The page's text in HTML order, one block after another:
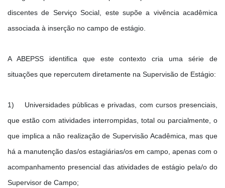
discentes de Serviço Social, este supõe a vivência acadêmica
associada à inserção no campo de estágio.
A ABEPSS identifica que este contexto cria uma série de
situações que repercutem diretamente na Supervisão de Estágio:
1) Universidades públicas e privadas, com cursos presenciais,
que estão com atividades interrompidas, total ou parcialmente, o
que implica a não realização de Supervisão Acadêmica, mas que
há a manutenção das/os estagiárias/os em campo, apenas com o
acompanhamento presencial das atividades de estágio pela/o do
Supervisor de Campo;